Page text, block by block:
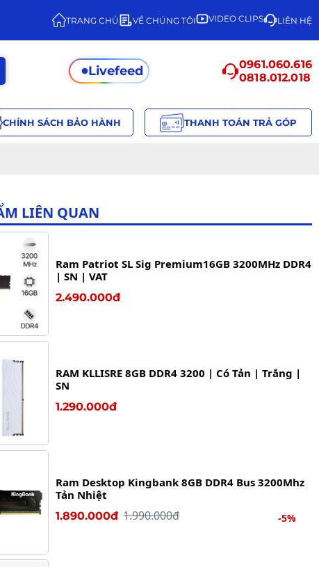
TRANG CHỦ VỀ CHÚNG TÔI VIDEO CLIPS LIÊN HỆ
Livefeed
0961.060.616
0818.012.018
CHÍNH SÁCH BẢO HÀNH THANH TOÁN TRẢ GÓP
LIÊN QUAN
Ram Patriot SL Sig Premium16GB 3200MHz DDR4
| SN | VAT
2.490.000đ
RAM KLLISRE 8GB DDR4 3200 | Có Tản | Trắng |
SN
1.290.000đ
Ram Desktop Kingbank 8GB DDR4 Bus 3200Mhz
Tản Nhiệt
1.890.000đ 1.990.000đ -5%